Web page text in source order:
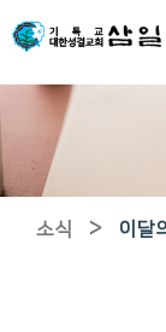
소식 > 이달